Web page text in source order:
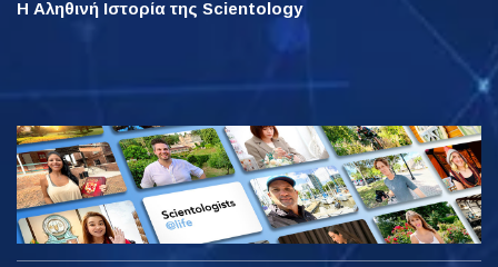
Η Αληθινή Ιστορία της Scientology